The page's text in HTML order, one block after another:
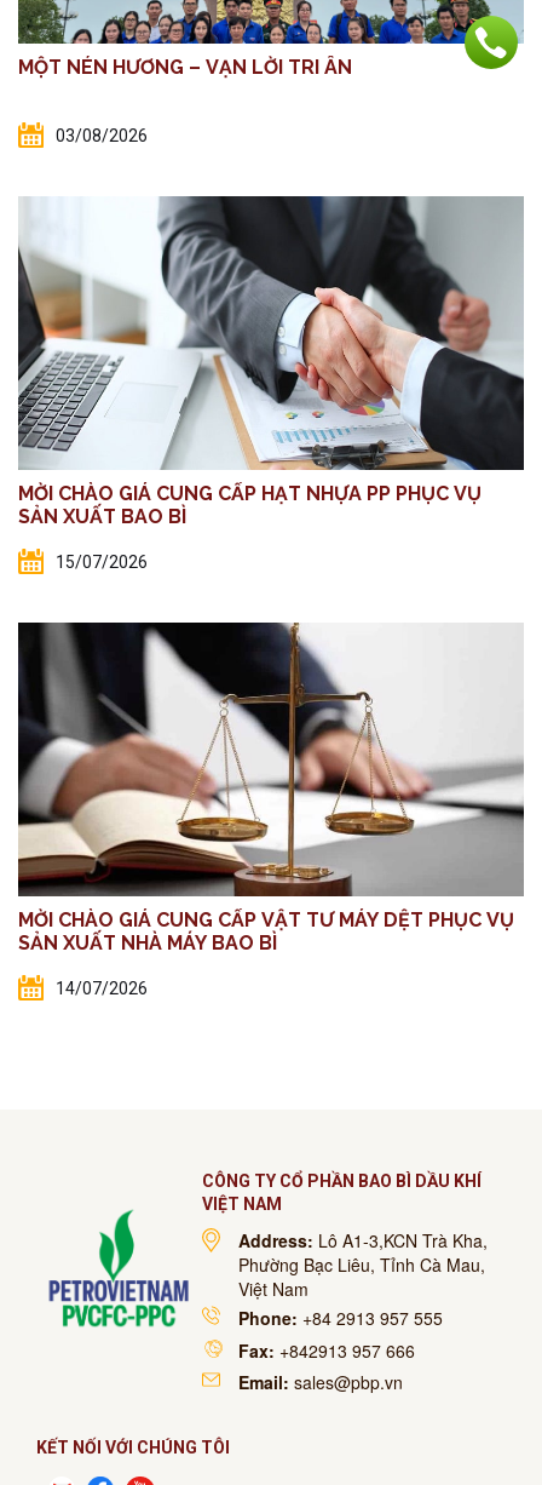
MỘT NÉN HƯƠNG – VẠN LỜI TRI ÂN
03/08/2026
MỜI CHÀO GIÁ CUNG CẤP HẠT NHỰA PP PHỤC VỤ
SẢN XUẤT BAO BÌ
15/07/2026
MỜI CHÀO GIÁ CUNG CẤP VẬT TƯ MÁY DỆT PHỤC VỤ
SẢN XUẤT NHÀ MÁY BAO BÌ
14/07/2026
CÔNG TY CỔ PHẦN BAO BÌ DẦU KHÍ
VIỆT NAM
Address: Lô A1-3,KCN Trà Kha,
Phường Bạc Liêu, Tỉnh Cà Mau,
Việt Nam
Phone: +84 2913 957 555
Fax: +842913 957 666
Email: sales@pbp.vn
KẾT NỐI VỚI CHÚNG TÔI